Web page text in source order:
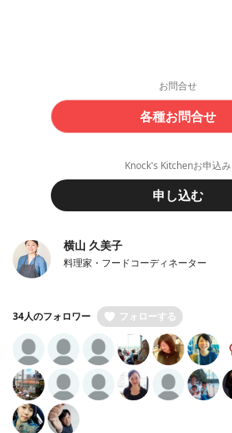
お問合せ
各種お問合せ
Knock's Kitchenお申込み
申し込む
横山 久美子
料理家・フードコーディネーター
34人のフォロワー フォローする